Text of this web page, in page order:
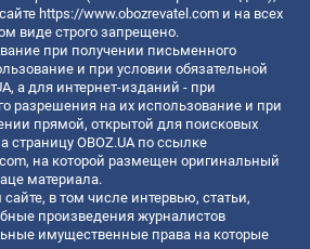
https://www.obozrevatel.com и на всех
виде строго запрещено.
при получении письменного
и при условии обязательной
а для интернет-изданий - при
разрешения на их использование и при
прямой, открытой для поисковых
страницу OBOZ.UA по ссылке
, на которой размещен оригинальный
материала.
в том числе интервью, статьи,
произведения журналистов
имущественные права на которые